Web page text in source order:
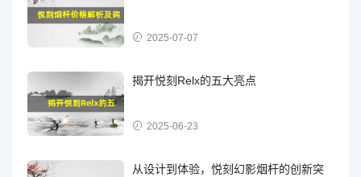
2025-07-07
揭开悦刻Relx的五大亮点
2025-06-23
从设计到体验，悦刻幻影烟杆的创新突